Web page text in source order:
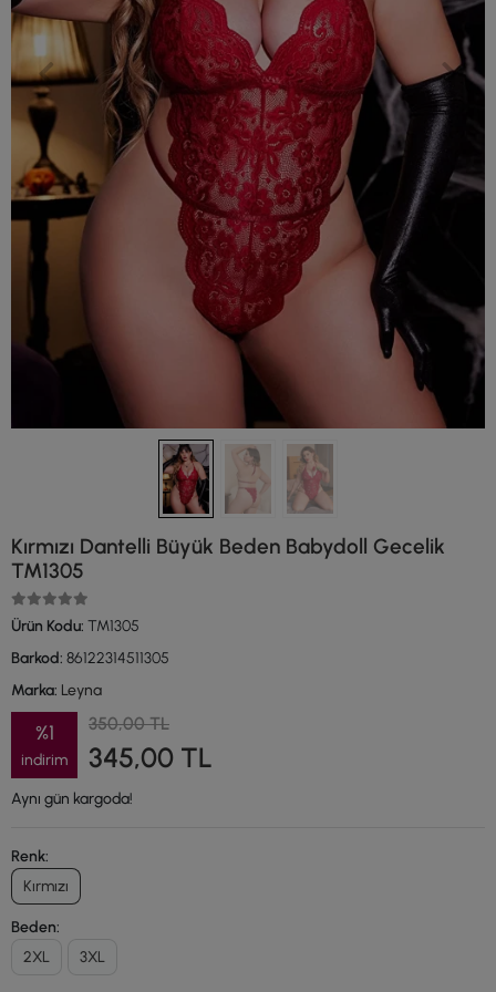
Kırmızı Dantelli Büyük Beden Babydoll Gecelik
TM1305
Ürün Kodu: TM1305
Barkod: 86122314511305
Marka: Leyna
%1
indirim
350,00 TL
345,00 TL
Aynı gün kargoda!
Renk:
Kırmızı
Beden:
2XL
3XL